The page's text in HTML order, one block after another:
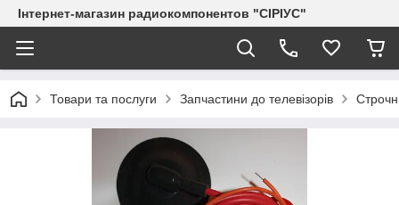
Інтернет-магазин радиокомпонентов "СІРІУС"
Товари та послуги Запчастини до телевізорів